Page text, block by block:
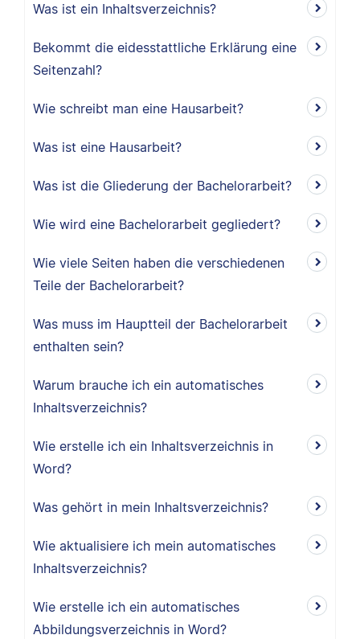
Was ist ein Inhaltsverzeichnis?
Bekommt die eidesstattliche Erklärung eine
Seitenzahl?
Wie schreibt man eine Hausarbeit?
Was ist eine Hausarbeit?
Was ist die Gliederung der Bachelorarbeit?
Wie wird eine Bachelorarbeit gegliedert?
Wie viele Seiten haben die verschiedenen
Teile der Bachelorarbeit?
Was muss im Hauptteil der Bachelorarbeit
enthalten sein?
Warum brauche ich ein automatisches
Inhaltsverzeichnis?
Wie erstelle ich ein Inhaltsverzeichnis in
Word?
Was gehört in mein Inhaltsverzeichnis?
Wie aktualisiere ich mein automatisches
Inhaltsverzeichnis?
Wie erstelle ich ein automatisches
Abbildungsverzeichnis in Word?